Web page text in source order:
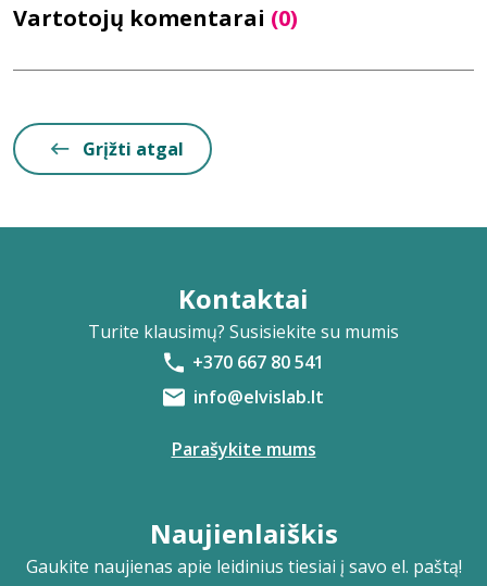
Vartotojų komentarai (0)
Grįžti atgal
Kontaktai
Turite klausimų? Susisiekite su mumis
+370 667 80 541
info@elvislab.lt
Parašykite mums
Naujienlaiškis
Gaukite naujienas apie leidinius tiesiai į savo el. paštą!